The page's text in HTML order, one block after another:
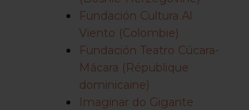
Fundación Cultura Al
Viento (Colombie)
Fundación Teatro Cúcara-
Mácara (République
dominicaine)
Imaginar do Gigante